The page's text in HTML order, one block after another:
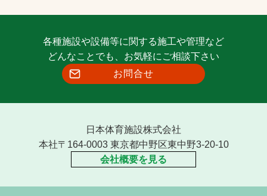
各種施設や設備等に関する施工や管理など
どんなことでも、お気軽にご相談下さい
お問合せ
日本体育施設株式会社
本社〒164-0003 東京都中野区東中野3-20-10
会社概要を見る